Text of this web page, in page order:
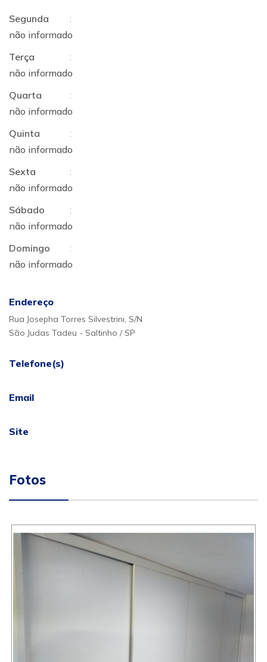
Segunda
:
não informado
Terça
:
não informado
Quarta
:
não informado
Quinta
:
não informado
Sexta
:
não informado
Sábado
:
não informado
Domingo
:
não informado
Endereço
Rua Josepha Torres Silvestrini, S/N
São Judas Tadeu - Saltinho / SP
Telefone(s)
Email
Site
Fotos